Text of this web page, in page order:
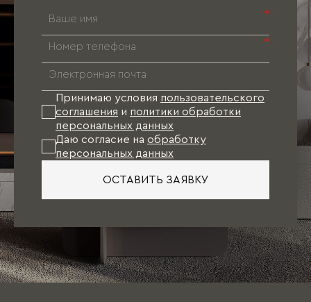
*
*
Принимаю условия пользовательского
соглашения и политики обработки
персональных данных
Даю согласие на обработку
персональных данных
ОСТАВИТЬ ЗАЯВКУ